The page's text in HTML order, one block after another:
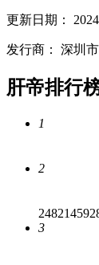
更新日期：
发行商： 深圳
肝帝排行
1
2
3